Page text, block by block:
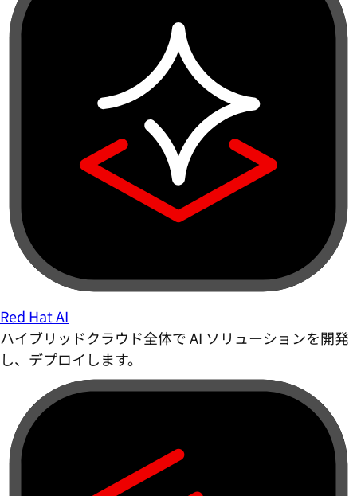
Red Hat AI
ハイブリッドクラウド全体で AI ソリューションを開発
し、デプロイします。